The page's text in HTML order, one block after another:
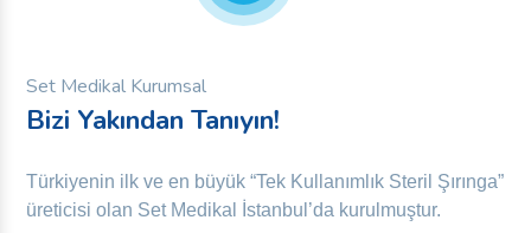
Set Medikal Kurumsal
Bizi Yakından Tanıyın!
Türkiyenin ilk ve en büyük “Tek Kullanımlık Steril Şırınga”
üreticisi olan Set Medikal İstanbul’da kurulmuştur.